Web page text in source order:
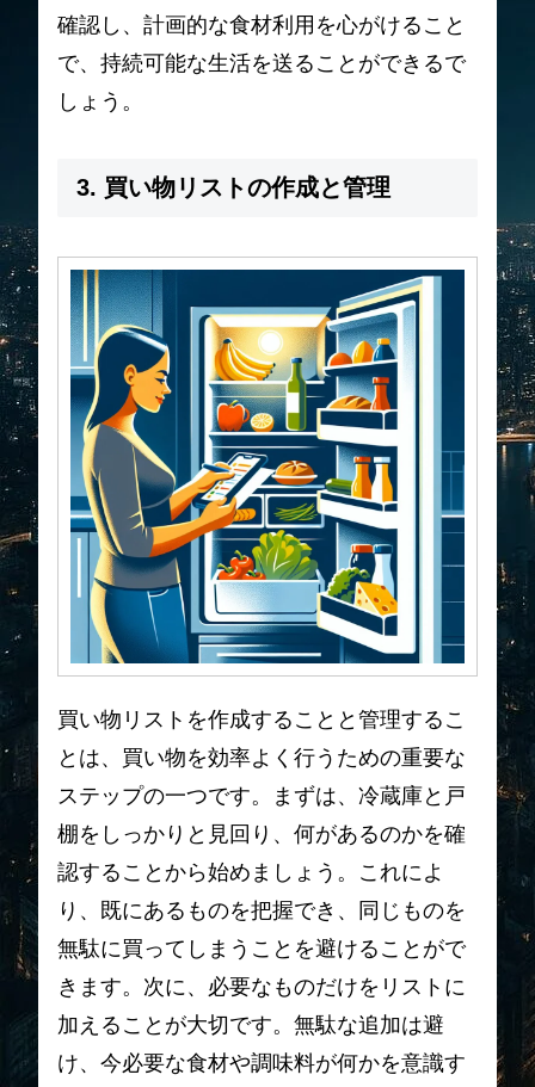
確認し、計画的な食材利用を心がけること
で、持続可能な生活を送ることができるで
しょう。
3. 買い物リストの作成と管理
買い物リストを作成することと管理するこ
とは、買い物を効率よく行うための重要な
ステップの一つです。まずは、冷蔵庫と戸
棚をしっかりと見回り、何があるのかを確
認することから始めましょう。これによ
り、既にあるものを把握でき、同じものを
無駄に買ってしまうことを避けることがで
きます。次に、必要なものだけをリストに
加えることが大切です。無駄な追加は避
け、今必要な食材や調味料が何かを意識す